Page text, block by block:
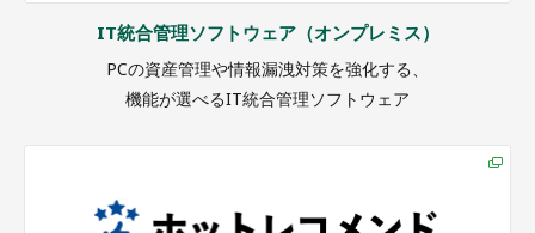
IT統合管理ソフトウェア（オンプレミス）
PCの資産管理や情報漏洩対策を強化する、
機能が選べるIT統合管理ソフトウェア